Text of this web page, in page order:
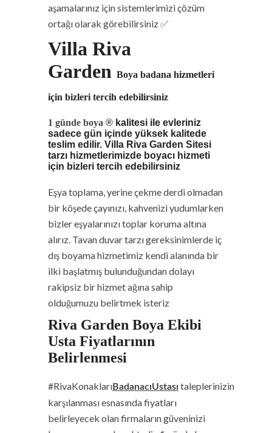
aşamalarınız için sistemlerimizi çözüm
ortağı olarak görebilirsiniz ✅
Villa Riva
Garden Boya badana hizmetleri
için bizleri tercih edebilirsiniz
1 günde boya ® kalitesi ile evleriniz
sadece gün içinde yüksek kalitede
teslim edilir. Villa Riva Garden Sitesi
tarzı hizmetlerimizde boyacı hizmeti
için bizleri tercih edebilirsiniz
Eşya toplama, yerine çekme derdi olmadan
bir köşede çayınızı, kahvenizi yudumlarken
bizler eşyalarınızı toplar koruma altına
alırız. Tavan duvar tarzı gereksinimlerde iç
dış boyama hizmetimiz kendi alanında bir
ilki başlatmış bulunduğundan dolayı
rakipsiz bir hizmet ağına sahip
olduğumuzu belirtmek isteriz
Riva Garden Boya Ekibi
Usta Fiyatlarının
Belirlenmesi
#RivaKonaklarıBadanacıUstası taleplerinizin
karşılanması esnasında fiyatları
belirleyecek olan firmaların güveninizi